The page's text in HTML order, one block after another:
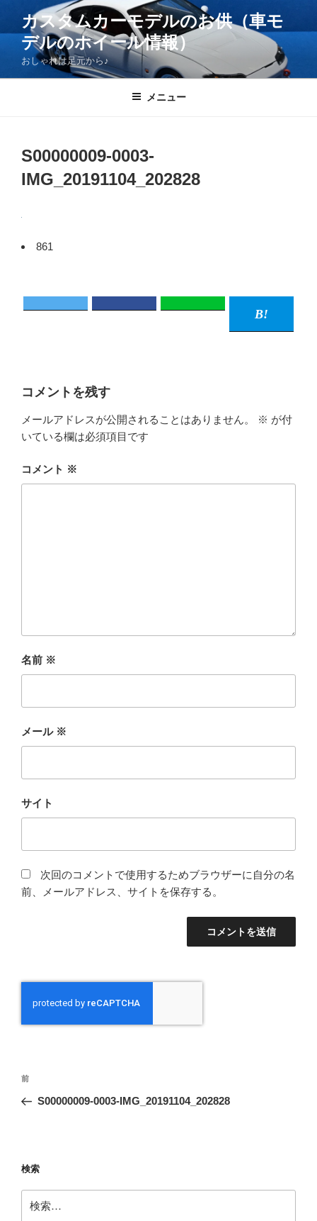
ツ
カスタムカーモデルのお供（車モ
デルのホイール情報）
おしゃれは足元から♪
メニュー
S00000009-0003-
IMG_20191104_202828
861
コメントを残す
メールアドレスが公開されることはありません。 ※ が付
いている欄は必須項目です
コメント ※
名前 ※
メール ※
サイト
次回のコメントで使用するためブラウザーに自分の名
前、メールアドレス、サイトを保存する。
投
ナ
ー
シ
ョ
前
の
前
S00000009-0003-IMG_20191104_202828
検索
索: